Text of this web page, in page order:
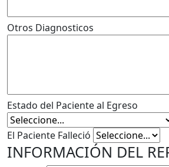
Otros Diagnosticos
Estado del Paciente al Egreso
El Paciente Falleció
INFORMACIÓN DEL